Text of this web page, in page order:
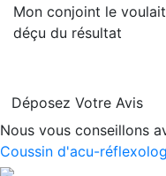
Mon conjoint le
déçu du résultat
Déposez Votre Avis
Nous vous conseillons
Coussin d'acu-